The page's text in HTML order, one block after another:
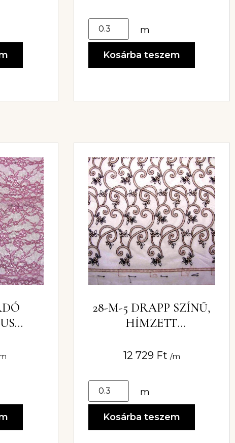
m
Kosárba teszem
28-M-5 DRAPP SZÍNŰ,
HÍMZETT
12 729 Ft /m
m
Kosárba teszem